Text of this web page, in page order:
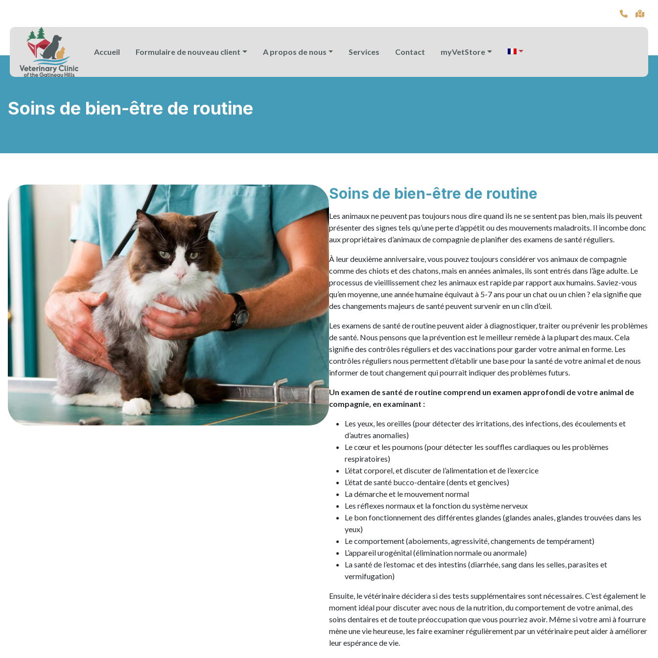
Accueil Formulaire de nouveau client A propos de nous Services Contact myVetStore
Soins de bien-être de routine
Soins de bien-être de routine
Les animaux ne peuvent pas toujours nous dire quand ils ne se sentent pas bien, mais ils peuvent
présenter des signes tels qu’une perte d’appétit ou des mouvements maladroits. Il incombe donc
aux propriétaires d’animaux de compagnie de planifier des examens de santé réguliers.
À leur deuxième anniversaire, vous pouvez toujours considérer vos animaux de compagnie
comme des chiots et des chatons, mais en années animales, ils sont entrés dans l’âge adulte. Le
processus de vieillissement chez les animaux est rapide par rapport aux humains. Saviez-vous
qu’en moyenne, une année humaine équivaut à 5-7 ans pour un chat ou un chien ? ela signifie que
des changements majeurs de santé peuvent survenir en un clin d’œil.
Les examens de santé de routine peuvent aider à diagnostiquer, traiter ou prévenir les problèmes
de santé. Nous pensons que la prévention est le meilleur remède à la plupart des maux. Cela
signifie des contrôles réguliers et des vaccinations pour garder votre animal en forme. Les
contrôles réguliers nous permettent d’établir une base pour la santé de votre animal et de nous
informer de tout changement qui pourrait indiquer des problèmes futurs.
Un examen de santé de routine comprend un examen approfondi de votre animal de
compagnie, en examinant :
Les yeux, les oreilles (pour détecter des irritations, des infections, des écoulements et
d’autres anomalies)
Le cœur et les poumons (pour détecter les souffles cardiaques ou les problèmes
respiratoires)
L’état corporel, et discuter de l’alimentation et de l’exercice
L’état de santé bucco-dentaire (dents et gencives)
La démarche et le mouvement normal
Les réflexes normaux et la fonction du système nerveux
Le bon fonctionnement des différentes glandes (glandes anales, glandes trouvées dans les
yeux)
Le comportement (aboiements, agressivité, changements de tempérament)
L’appareil urogénital (élimination normale ou anormale)
La santé de l’estomac et des intestins (diarrhée, sang dans les selles, parasites et
vermifugation)
Ensuite, le vétérinaire décidera si des tests supplémentaires sont nécessaires. C’est également le
moment idéal pour discuter avec nous de la nutrition, du comportement de votre animal, des
soins dentaires et de toute préoccupation que vous pourriez avoir. Même si votre ami à fourrure
mène une vie heureuse, les faire examiner régulièrement par un vétérinaire peut aider à améliorer
leur espérance de vie.